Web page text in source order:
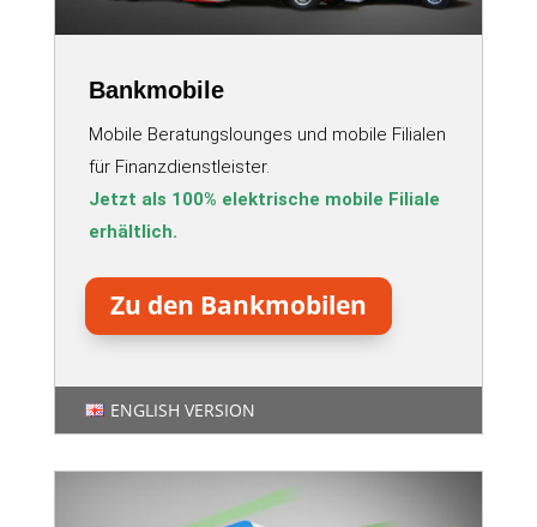
Bankmobile
Mobile Beratungslounges und mobile Filialen
für Finanzdienstleister.
Jetzt als 100% elektrische mobile Filiale
erhältlich.
Zu den Bankmobilen
ENGLISH VERSION